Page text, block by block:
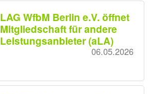
LAG WfbM Berlin e.V. öffnet
Mitgliedschaft für andere
Leistungsanbieter (aLA)
06.05.2026